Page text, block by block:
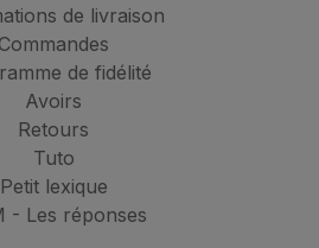
de livraison
Commandes
de fidélité
Avoirs
Retours
Tuto
Petit lexique
- Les réponses